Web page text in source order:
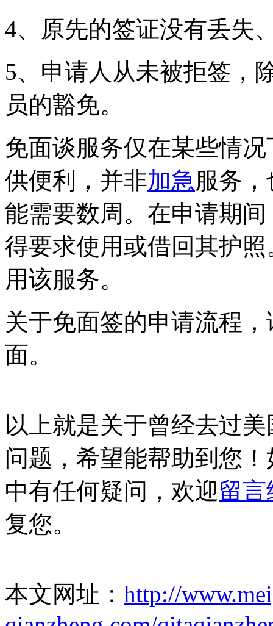
4、原先的签证没有丢失
5、申请人从未被拒签，
员的豁免。
免面谈服务仅在某些情
供便利，并非加急服务
能需要数周。在申请期
得要求使用或借回其护
用该服务。
关于免面签的申请流程
面。
以上就是关于曾经去过
问题，希望能帮助到您
中有任何疑问，欢迎留
复您。
本文网址： http://